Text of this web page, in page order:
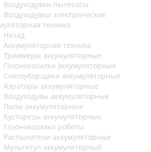
Воздуходувки пылесосы
Воздуходувки электрические
техника
Назад
Аккумуляторная техника
Триммеры аккумуляторные
Газонокосилки аккумуляторные
Снегоуборщики аккумуляторные
Аэраторы аккумуляторные
Воздуходувы аккумуляторные
Пилы аккумуляторные
Кусторезы аккумуляторные
Газонокосилки роботы
Распылители аккумуляторные
Мультитул аккумуляторный